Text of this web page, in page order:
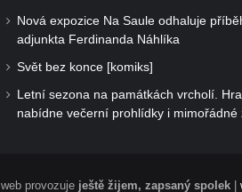
Nová expozice Na Saule odhaluje
adjunkta Ferdinanda Náhlíka
Svět bez konce [komiks]
Letní sezona na památkách vrcholí.
nabídne večerní prohlídky i mimořádné
web provozuje ještě žijem, zapsaný spolek